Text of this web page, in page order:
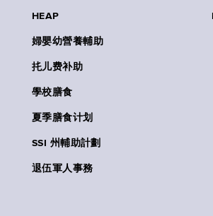
HEAP
婦嬰幼營養輔助
扥儿费补助
學校膳食
夏季膳食计划
SSI 州輔助計劃
退伍軍人事務